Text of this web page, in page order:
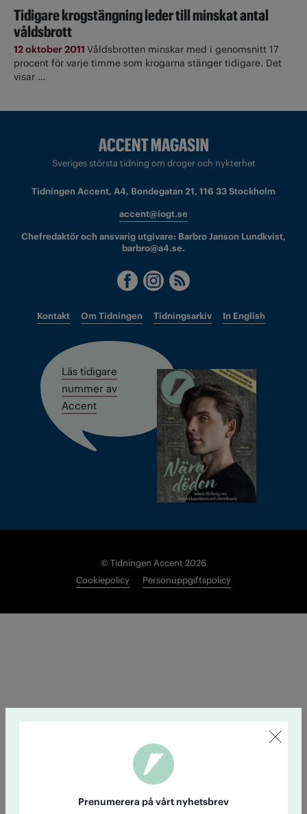
Tidigare krogstängning leder till minskat antal
våldsbrott
12 oktober 2011 Våldsbrotten minskar med i genomsnitt 17
procent för varje timme som krogarna stänger tidigare. Det
visar …
Sveriges största tidning om droger och nykterhet
Tidningen Accent, A4, Bondegatan 21, 116 33 Stockholm
accent@iogt.se
Chefredaktör och ansvarig utgivare: Barbro Janson Lundkvist,
barbro@a4.se.
Kontakt Om Tidningen Tidningsarkiv In English
Läs tidigare
nummer av
Accent
© Tidningen Accent 2026
Cookiepolicy
Personuppgiftspolicy
Prenumerera på vårt nyhetsbrev